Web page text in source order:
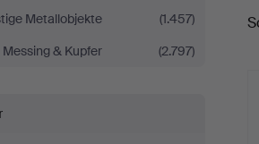
Metallobjekte
(1.457)
Messing & Kupfer
(2.797)